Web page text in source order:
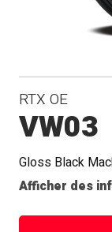
RTX OE
VW03
Gloss Black
Afficher des